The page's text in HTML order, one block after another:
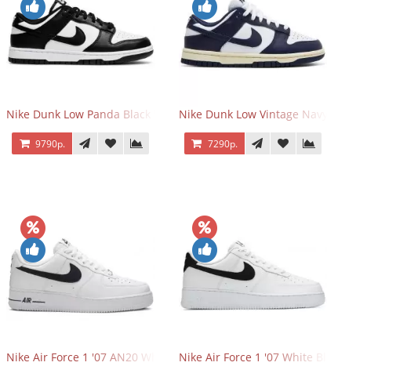
Nike Dunk Low Panda Black White
9790р.
Nike Dunk Low Vintage Navy
7290р.
Nike Air Force 1 '07 AN20 White BlackNike Air Force 1 '07 White Black